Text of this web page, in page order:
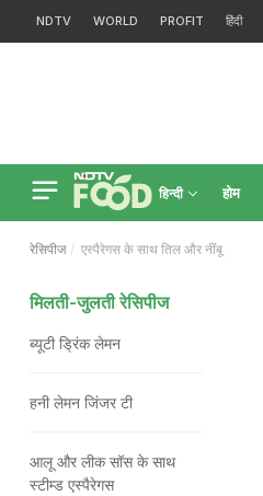
NDTV WORLD PROFIT हिंदी
हिन्दी होम
रेसिपीज एस्पैरेगस के साथ तिल और नींबू
मिलती-जुलती रेसिपीज
ब्यूटी ड्रिंक लेमन
हनी लेमन जिंजर टी
आलू और लीक सॉस के साथ
स्टीम्ड एस्पैरेगस